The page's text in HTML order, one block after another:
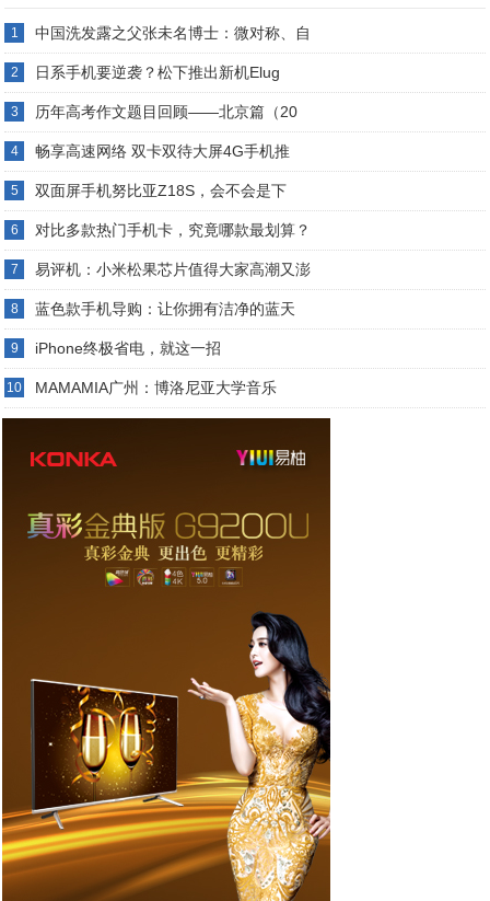
1 中国洗发露之父张未名博士：微对称、自
2 日系手机要逆袭？松下推出新机Elug
3 历年高考作文题目回顾——北京篇（20
4 畅享高速网络 双卡双待大屏4G手机推
5 双面屏手机努比亚Z18S，会不会是下
6 对比多款热门手机卡，究竟哪款最划算？
7 易评机：小米松果芯片值得大家高潮又澎
8 蓝色款手机导购：让你拥有洁净的蓝天
9 iPhone终极省电，就这一招
10 MAMAMIA广州：博洛尼亚大学音乐